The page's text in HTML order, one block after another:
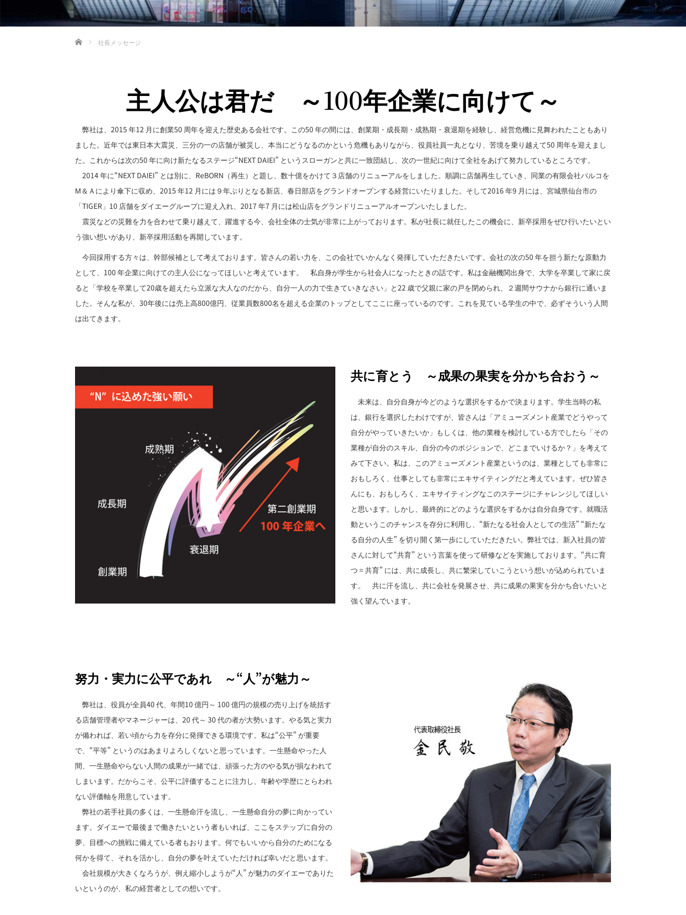
ホーム 社長メッセージ
主人公は君だ ～100年企業に向けて～
弊社は、2015 年12 月に創業50 周年を迎えた歴史ある会社です。この50 年の間には、創業期・成長期・成熟期・衰退期を経験し、経営危機に見舞われたこともあり
ました。近年では東日本大震災、三分の一の店舗が被災し、本当にどうなるのかという危機もありながら、役員社員一丸となり、苦境を乗り越えて50 周年を迎えまし
た。これからは次の50 年に向け新たなるステージ“NEXT DAIEI” というスローガンと共に一致団結し、次の一世紀に向けて全社をあげて努力しているところです。
2014 年に“NEXT DAIEI” とは別に、ReBORN（再生）と題し、数十億をかけて３店舗のリニューアルをしました。順調に店舗再生していき、同業の有限会社パルコを
М＆Ａにより傘下に収め、2015 年12 月には９年ぶりとなる新店、春日部店をグランドオープンする経営にいたりました。そして2016 年9 月には、宮城県仙台市の
「TIGER」10 店舗をダイエーグループに迎え入れ、2017 年7 月には松山店をグランドリニューアルオープンいたしました。
震災などの災難を力を合わせて乗り越えて、躍進する今、会社全体の士気が非常に上がっております。私が社長に就任したこの機会に、新卒採用をぜひ行いたいとい
う強い想いがあり、新卒採用活動を再開しています。
今回採用する方々は、幹部候補として考えております。皆さんの若い力を、この会社でいかんなく発揮していただきたいです。会社の次の50 年を担う新たな原動力
として、100 年企業に向けての主人公になってほしいと考えています。 私自身が学生から社会人になったときの話です。私は金融機関出身で、大学を卒業して家に戻
ると「学校を卒業して20歳を超えたら立派な大人なのだから、自分一人の力で生きていきなさい」と22 歳で父親に家の戸を閉められ、２週間サウナから銀行に通いま
した。そんな私が、30年後には売上高800億円、従業員数800名を超える企業のトップとしてここに座っているのです。これを見ている学生の中で、必ずそういう人間
は出てきます。
共に育とう ～成果の果実を分かち合おう～
未来は、自分自身が今どのような選択をするかで決まります。学生当時の私
は、銀行を選択したわけですが、皆さんは「アミューズメント産業でどうやって
自分がやっていきたいか」もしくは、他の業種を検討している方でしたら「その
業種が自分のスキル、自分の今のポジションで、どこまでいけるか？」を考えて
みて下さい。私は、このアミューズメント産業というのは、業種としても非常に
おもしろく、仕事としても非常にエキサイティングだと考えています。ぜひ皆さ
んにも、おもしろく、エキサイティングなこのステージにチャレンジしてほしい
と思います。しかし、最終的にどのような選択をするかは自分自身です。就職活
動というこのチャンスを存分に利用し、“新たなる社会人としての生活” “新たな
る自分の人生” を切り開く第一歩にしていただきたい。弊社では、新入社員の皆
さんに対して“共育” という言葉を使って研修などを実施しております。“共に育
つ = 共育” には、共に成長し、共に繁栄していこうという想いが込められていま
す。 共に汗を流し、共に会社を発展させ、共に成果の果実を分かち合いたいと
強く望んでいます。
努力・実力に公平であれ ～“人”が魅力～
弊社は、役員が全員40 代、年間10 億円～ 100 億円の規模の売り上げを統括す
る店舗管理者やマネージャーは、20 代～ 30 代の者が大勢います。やる気と実力
が備われば、若い頃から力を存分に発揮できる環境です。私は“公平” が重要
で、“平等” というのはあまりよろしくないと思っています。一生懸命やった人
間、一生懸命やらない人間の成果が一緒では、頑張った方のやる気が損なわれて
しまいます。だからこそ、公平に評価することに注力し、年齢や学歴にとらわれ
ない評価軸を用意しています。
弊社の若手社員の多くは、一生懸命汗を流し、一生懸命自分の夢に向かってい
ます。ダイエーで最後まで働きたいという者もいれば、ここをステップに自分の
夢、目標への挑戦に備えている者もおります。何でもいいから自分のためになる
何かを得て、それを活かし、自分の夢を叶えていただければ幸いだと思います。
会社規模が大きくなろうが、例え縮小しようが“人” が魅力のダイエーでありた
いというのが、私の経営者としての想いです。